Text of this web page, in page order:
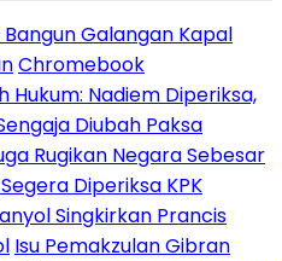
Galangan Kapal
Chromebook
Hukum: Nadiem Diperiksa,
Diubah Paksa
Rugikan Negara Sebesar
Diperiksa KPK
Singkirkan Prancis
Isu Pemakzulan Gibran